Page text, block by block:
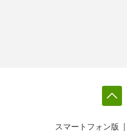
スマートフォン版